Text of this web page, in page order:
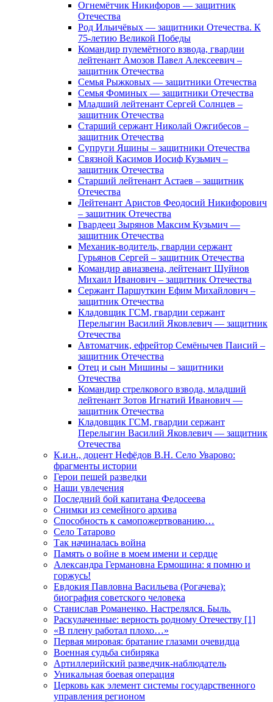
Огнемётчик Никифоров — защитник
Отечества
Род Ильичёвых — защитники Отечества. К
75-летию Великой Победы
Командир пулемётного взвода, гвардии
лейтенант Амозов Павел Алексеевич –
защитник Отечества
Семья Рыжковых — защитники Отечества
Семья Фоминых — защитники Отечества
Младший лейтенант Сергей Солнцев –
защитник Отечества
Старший сержант Николай Ожгибесов –
защитник Отечества
Супруги Яшины – защитники Отечества
Связной Касимов Иосиф Кузьмич –
защитник Отечества
Старший лейтенант Астаев – защитник
Отечества
Лейтенант Аристов Феодосий Никифорович
– защитник Отечества
Гвардеец Зырянов Максим Кузьмич —
защитник Отечества
Механик-водитель, гвардии сержант
Гурьянов Сергей – защитник Отечества
Командир авиазвена, лейтенант Шуйнов
Михаил Иванович – защитник Отечества
Сержант Паршуткин Ефим Михайлович –
защитник Отечества
Кладовщик ГСМ, гвардии сержант
Перелыгин Василий Яковлевич — защитник
Отечества
Автоматчик, ефрейтор Семёнычев Паисий –
защитник Отечества
Отец и сын Мишины – защитники
Отечества
Командир стрелкового взвода, младший
лейтенант Зотов Игнатий Иванович —
защитник Отечества
Кладовщик ГСМ, гвардии сержант
Перелыгин Василий Яковлевич — защитник
Отечества
К.и.н., доцент Нефёдов В.Н. Село Уварово:
фрагменты истории
Герои пешей разведки
Наши увлечения
Последний бой капитана Федосеева
Снимки из семейного архива
Способность к самопожертвованию…
Село Татарово
Так начиналась война
Память о войне в моем имени и сердце
Александра Германовна Ермошина: я помню и
горжусь!
Евдокия Павловна Васильева (Рогачева):
биография советского человека
Станислав Романенко. Настрелялся. Быль.
Раскулаченные: верность родному Отечеству [1]
«В плену работал плохо…»
Первая мировая: братание глазами очевидца
Военная судьба сибиряка
Артиллерийский разведчик-наблюдатель
Уникальная боевая операция
Церковь как элемент системы государственного
управления регионом